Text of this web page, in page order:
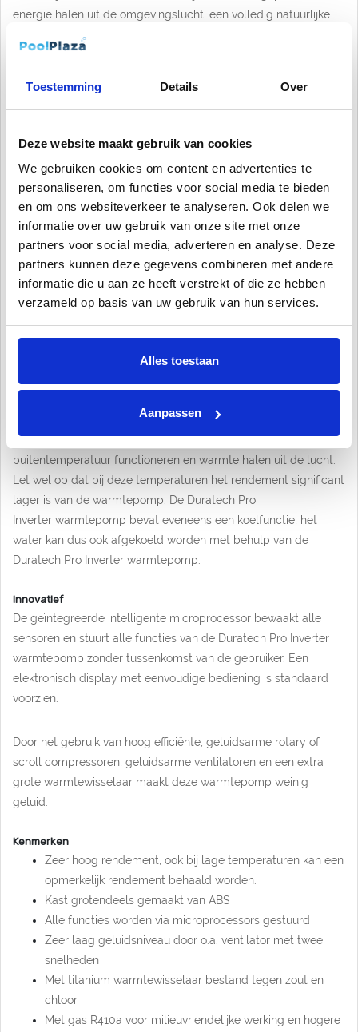
Toestemming Details Over
Deze website maakt gebruik van cookies
We gebruiken cookies om content en advertenties te
personaliseren, om functies voor social media te bieden
en om ons websiteverkeer te analyseren. Ook delen we
informatie over uw gebruik van onze site met onze
partners voor social media, adverteren en analyse. Deze
partners kunnen deze gegevens combineren met andere
informatie die u aan ze heeft verstrekt of die ze hebben
verzameld op basis van uw gebruik van hun services.
Alles toestaan
Aanpassen
energie halen uit de omgevingslucht, een volledig natuurlijke
en hernieuwbare energiebron. Bovendien heeft het gebruikte
gas geen schadelijke effecten op de ozonlaag.
Pro Inverter moeiteloos bestand is tegen roest en de versie van
tevens extra groot om de efficiëntie te vergroten.
Het toestel is opmerkelijk compact en goed ontworpen zodat
debietsensor zal de warmtepomp automatisch inschakelen
wanneer de filterpomp begint te werken en water door de
de filterpomp stopt.
De Duratech Pro Inverter warmtepomp dient verplicht buiten
gedurende het hele jaar. De Duratech Pro Inverter
warmtepompen kunnen zelfs vanaf -15 graden Celsius
buitentemperatuur functioneren en warmte halen uit de lucht.
Let wel op dat bij deze temperaturen het rendement significant
lager is van de warmtepomp. De Duratech Pro
Inverter warmtepomp bevat eveneens een koelfunctie, het
water kan dus ook afgekoeld worden met behulp van de
Duratech Pro Inverter warmtepomp.
Innovatief
De geïntegreerde intelligente microprocessor bewaakt alle
sensoren en stuurt alle functies van de Duratech Pro Inverter
warmtepomp zonder tussenkomst van de gebruiker. Een
elektronisch display met eenvoudige bediening is standaard
voorzien.
Door het gebruik van hoog efficiënte, geluidsarme rotary of
scroll compressoren, geluidsarme ventilatoren en een extra
grote warmtewisselaar maakt deze warmtepomp weinig
geluid.
Kenmerken
Zeer hoog rendement, ook bij lage temperaturen kan een
opmerkelijk rendement behaald worden.
Kast grotendeels gemaakt van ABS
Alle functies worden via microprocessors gestuurd
Zeer laag geluidsniveau door o.a. ventilator met twee
snelheden
Met titanium warmtewisselaar bestand tegen zout en
chloor
Met gas R410a voor milieuvriendelijke werking en hogere